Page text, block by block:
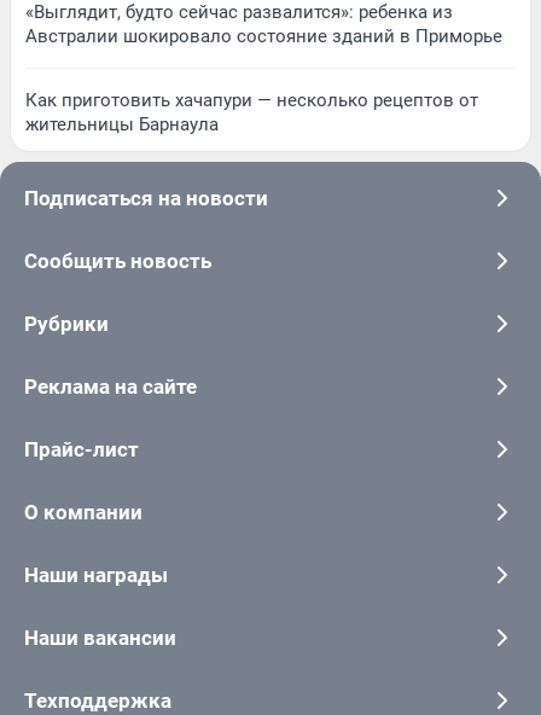
«Выглядит, будто сейчас развалится»: ребенка из
Австралии шокировало состояние зданий в Приморье
Как приготовить хачапури — несколько рецептов от
жительницы Барнаула
Подписаться на новости
Сообщить новость
Рубрики
Реклама на сайте
Прайс-лист
О компании
Наши награды
Наши вакансии
Техподдержка